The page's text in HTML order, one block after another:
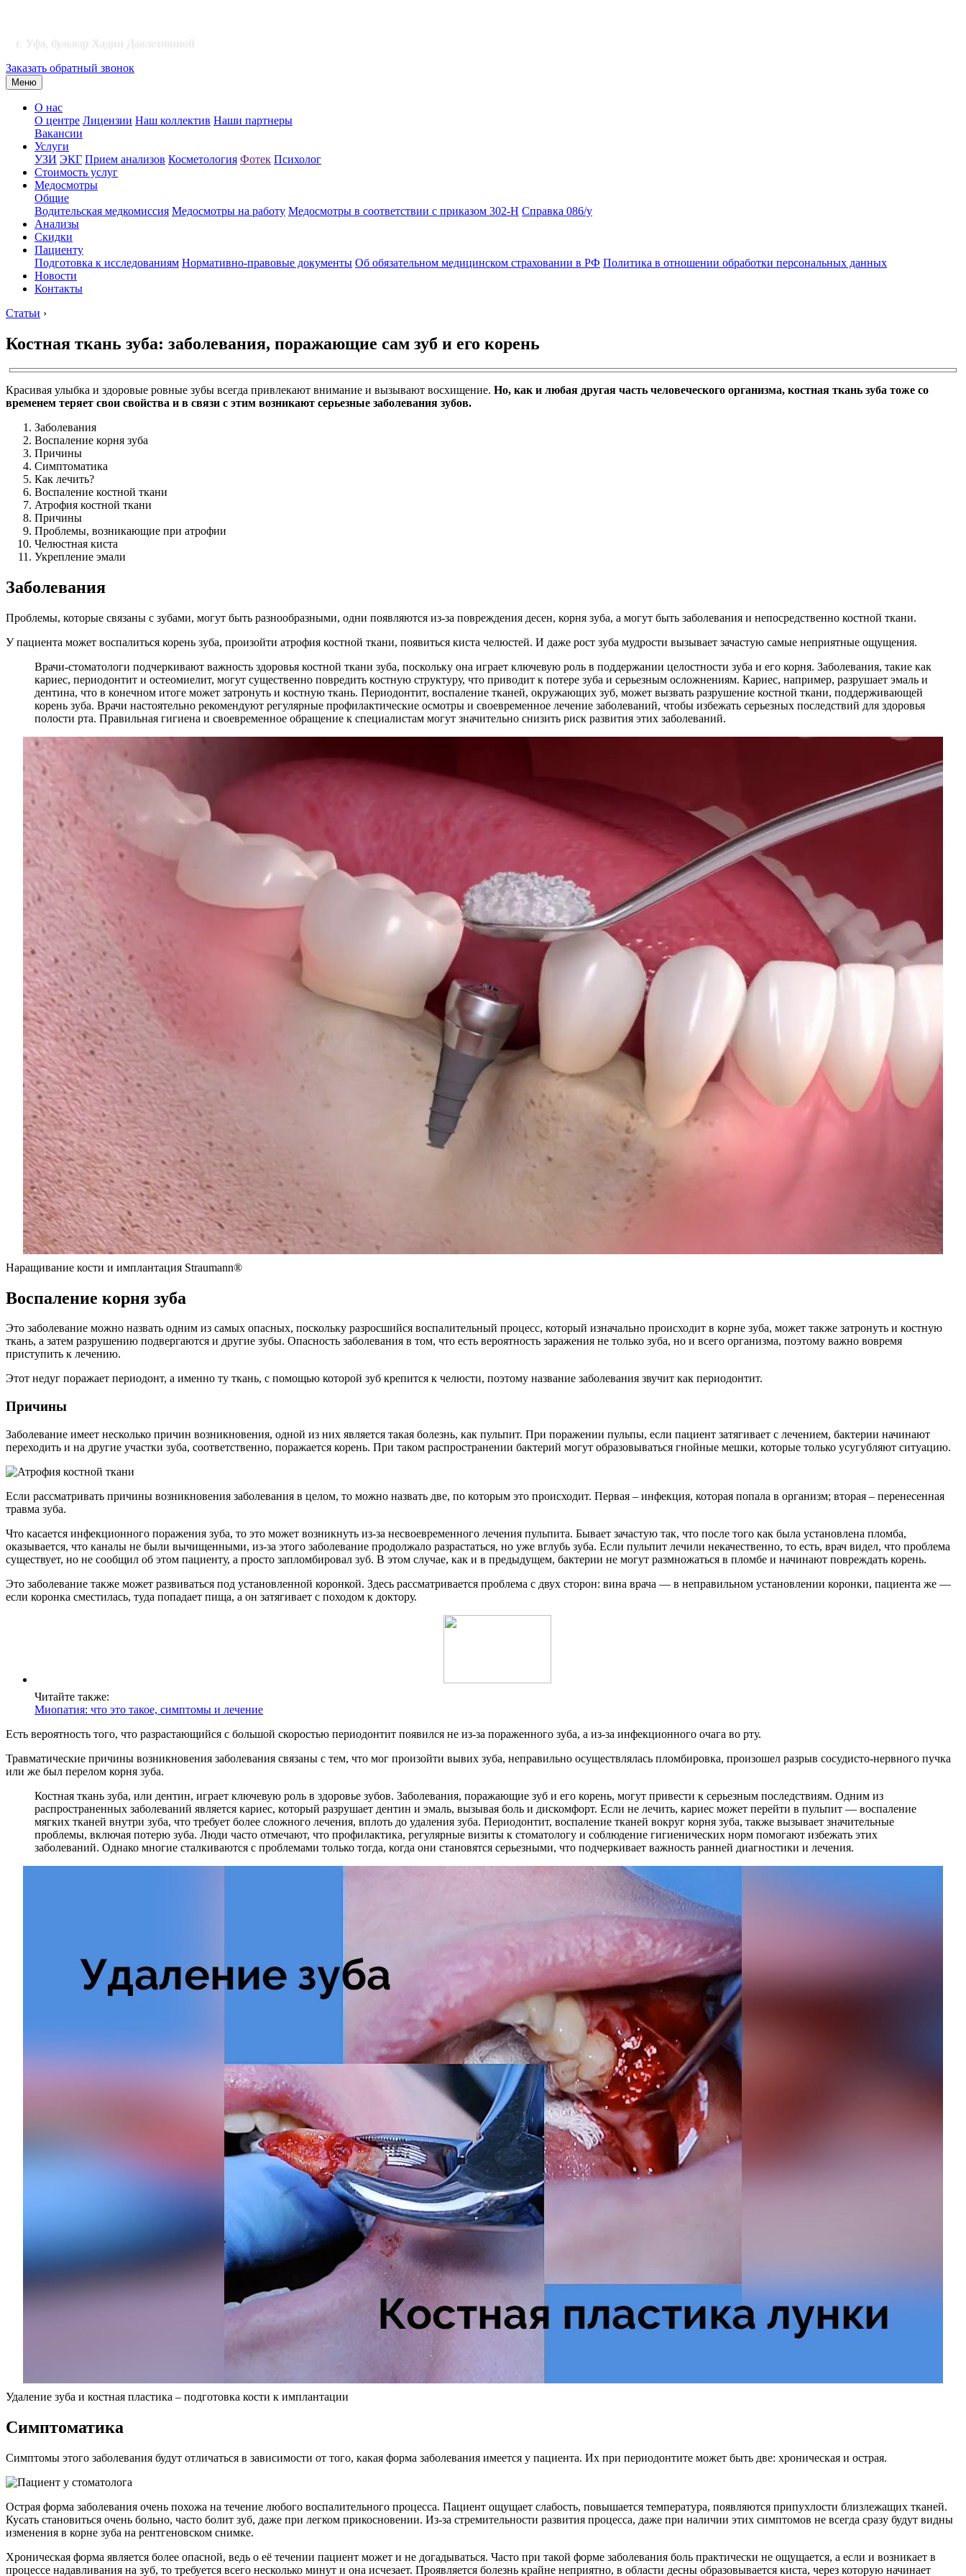
г. Уфа, бульвар Хадии Давлетшиной
Заказать обратный звонок
Меню
О нас
О центре Лицензии Наш коллектив Наши партнеры
Вакансии
Услуги
УЗИ ЭКГ Прием анализов Косметология Фотек Психолог
Стоимость услуг
Медосмотры
Общие
Водительская медкомиссия Медосмотры на работу Медосмотры в соответствии с приказом 302-Н Справка 086/у
Анализы
Скидки
Пациенту
Подготовка к исследованиям Нормативно-правовые документы Об обязательном медицинском страховании в РФ Политика в отношении обработки персональных данных
Новости
Контакты
Статьи ›
Костная ткань зуба: заболевания, поражающие сам зуб и его корень
Красивая улыбка и здоровые ровные зубы всегда привлекают внимание и вызывают восхищение. Но, как и любая другая часть человеческого организма, костная ткань зуба тоже со
временем теряет свои свойства и в связи с этим возникают серьезные заболевания зубов.
Заболевания
Воспаление корня зуба
Причины
Симптоматика
Как лечить?
Воспаление костной ткани
Атрофия костной ткани
Причины
Проблемы, возникающие при атрофии
Челюстная киста
Укрепление эмали
Заболевания
Проблемы, которые связаны с зубами, могут быть разнообразными, одни появляются из-за повреждения десен, корня зуба, а могут быть заболевания и непосредственно костной ткани.
У пациента может воспалиться корень зуба, произойти атрофия костной ткани, появиться киста челюстей. И даже рост зуба мудрости вызывает зачастую самые неприятные ощущения.
Врачи-стоматологи подчеркивают важность здоровья костной ткани зуба, поскольку она играет ключевую роль в поддержании целостности зуба и его корня. Заболевания, такие как
кариес, периодонтит и остеомиелит, могут существенно повредить костную структуру, что приводит к потере зуба и серьезным осложнениям. Кариес, например, разрушает эмаль и
дентина, что в конечном итоге может затронуть и костную ткань. Периодонтит, воспаление тканей, окружающих зуб, может вызвать разрушение костной ткани, поддерживающей
корень зуба. Врачи настоятельно рекомендуют регулярные профилактические осмотры и своевременное лечение заболеваний, чтобы избежать серьезных последствий для здоровья
полости рта. Правильная гигиена и своевременное обращение к специалистам могут значительно снизить риск развития этих заболеваний.
Наращивание кости и имплантация Straumann®
Воспаление корня зуба
Это заболевание можно назвать одним из самых опасных, поскольку разросшийся воспалительный процесс, который изначально происходит в корне зуба, может также затронуть и костную
ткань, а затем разрушению подвергаются и другие зубы. Опасность заболевания в том, что есть вероятность заражения не только зуба, но и всего организма, поэтому важно вовремя
приступить к лечению.
Этот недуг поражает периодонт, а именно ту ткань, с помощью которой зуб крепится к челюсти, поэтому название заболевания звучит как периодонтит.
Причины
Заболевание имеет несколько причин возникновения, одной из них является такая болезнь, как пульпит. При поражении пульпы, если пациент затягивает с лечением, бактерии начинают
переходить и на другие участки зуба, соответственно, поражается корень. При таком распространении бактерий могут образовываться гнойные мешки, которые только усугубляют ситуацию.
Если рассматривать причины возникновения заболевания в целом, то можно назвать две, по которым это происходит. Первая – инфекция, которая попала в организм; вторая – перенесенная
травма зуба.
Что касается инфекционного поражения зуба, то это может возникнуть из-за несвоевременного лечения пульпита. Бывает зачастую так, что после того как была установлена пломба,
оказывается, что каналы не были вычищенными, из-за этого заболевание продолжало разрастаться, но уже вглубь зуба. Если пульпит лечили некачественно, то есть, врач видел, что проблема
существует, но не сообщил об этом пациенту, а просто запломбировал зуб. В этом случае, как и в предыдущем, бактерии не могут размножаться в пломбе и начинают повреждать корень.
Это заболевание также может развиваться под установленной коронкой. Здесь рассматривается проблема с двух сторон: вина врача — в неправильном установлении коронки, пациента же —
если коронка сместилась, туда попадает пища, а он затягивает с походом к доктору.
Читайте также:
Миопатия: что это такое, симптомы и лечение
Есть вероятность того, что разрастающийся с большой скоростью периодонтит появился не из-за пораженного зуба, а из-за инфекционного очага во рту.
Травматические причины возникновения заболевания связаны с тем, что мог произойти вывих зуба, неправильно осуществлялась пломбировка, произошел разрыв сосудисто-нервного пучка
или же был перелом корня зуба.
Костная ткань зуба, или дентин, играет ключевую роль в здоровье зубов. Заболевания, поражающие зуб и его корень, могут привести к серьезным последствиям. Одним из
распространенных заболеваний является кариес, который разрушает дентин и эмаль, вызывая боль и дискомфорт. Если не лечить, кариес может перейти в пульпит — воспаление
мягких тканей внутри зуба, что требует более сложного лечения, вплоть до удаления зуба. Периодонтит, воспаление тканей вокруг корня зуба, также вызывает значительные
проблемы, включая потерю зуба. Люди часто отмечают, что профилактика, регулярные визиты к стоматологу и соблюдение гигиенических норм помогают избежать этих
заболеваний. Однако многие сталкиваются с проблемами только тогда, когда они становятся серьезными, что подчеркивает важность ранней диагностики и лечения.
Удаление зуба и костная пластика – подготовка кости к имплантации
Симптоматика
Симптомы этого заболевания будут отличаться в зависимости от того, какая форма заболевания имеется у пациента. Их при периодонтите может быть две: хроническая и острая.
Острая форма заболевания очень похожа на течение любого воспалительного процесса. Пациент ощущает слабость, повышается температура, появляются припухлости близлежащих тканей.
Кусать становиться очень больно, часто болит зуб, даже при легком прикосновении. Из-за стремительности развития процесса, даже при наличии этих симптомов не всегда сразу будут видны
изменения в корне зуба на рентгеновском снимке.
Хроническая форма является более опасной, ведь о её течении пациент может и не догадываться. Часто при такой форме заболевания боль практически не ощущается, а если и возникает в
процессе надавливания на зуб, то требуется всего несколько минут и она исчезает. Проявляется болезнь крайне неприятно, в области десны образовывается киста, через которую начинает